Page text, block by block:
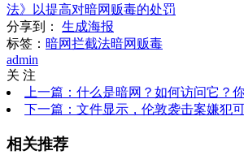
法》以提高对暗网贩毒的处罚
分享到：
生成海报
标签： 暗网拦截法暗网贩毒
admin
关 注
上一篇：什么是暗网？如何访问它？
下一篇：文件显示，伦敦袭击案嫌犯
相关推荐